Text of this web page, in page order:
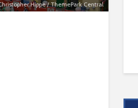
Hippe / ThemePark Central